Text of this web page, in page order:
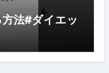
法#ダイエッ